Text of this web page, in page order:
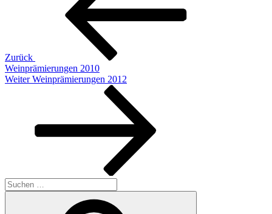
Zurück
Weinprämierungen 2010
Nächster
Weiter Weinprämierungen 2012
Suchen
nach: